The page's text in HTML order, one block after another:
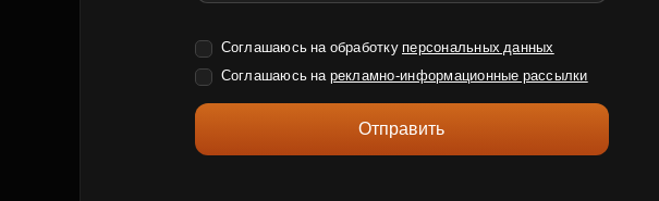
Соглашаюсь на обработку персональных данных
Соглашаюсь на рекламно-информационные рассылки
Отправить